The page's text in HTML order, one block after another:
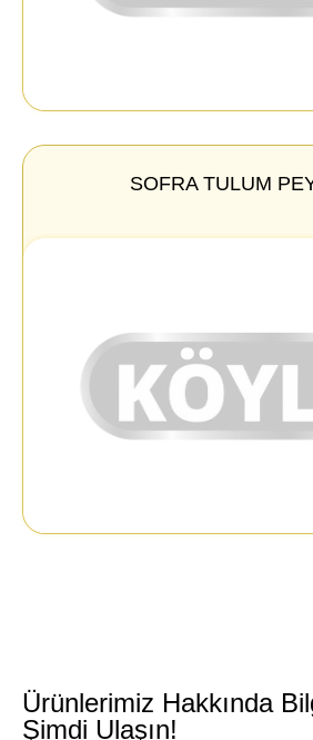
SOFRA TULUM
Ürünlerimiz Hakkında
Şimdi Ulaşın!